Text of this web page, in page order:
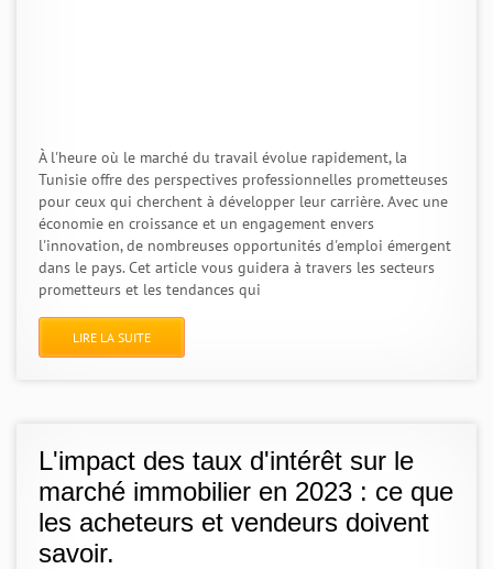
À l'heure où le marché du travail évolue rapidement, la
Tunisie offre des perspectives professionnelles prometteuses
pour ceux qui cherchent à développer leur carrière. Avec une
économie en croissance et un engagement envers
l'innovation, de nombreuses opportunités d'emploi émergent
dans le pays. Cet article vous guidera à travers les secteurs
prometteurs et les tendances qui
LIRE LA SUITE
L'impact des taux d'intérêt sur le
marché immobilier en 2023 : ce que
les acheteurs et vendeurs doivent
savoir.